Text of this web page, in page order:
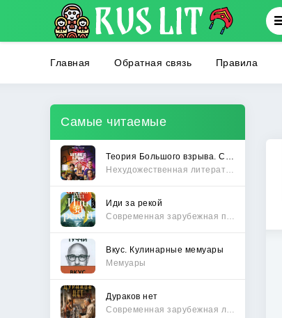
Главная Обратная связь Правила
Самые читаемые
Иди за рекой
Вкус. Кулинарные мемуары
Мемуары
Дураков нет